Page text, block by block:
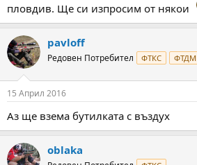
пловдив. Ще си изпросим от някои
pavloff
Редовен Потребител ФТКС ФТДМ
15 Април 2016
Аз ще взема бутилката с въздух
oblaka